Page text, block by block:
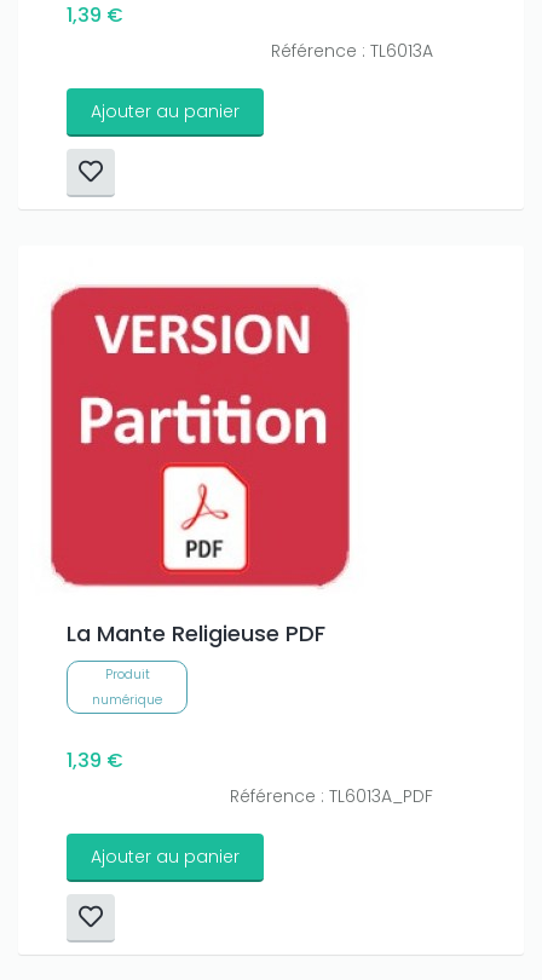
1,39 €
Référence : TL6013A
Ajouter au panier
La Mante Religieuse PDF
Produit
numérique
1,39 €
Référence : TL6013A_PDF
Ajouter au panier